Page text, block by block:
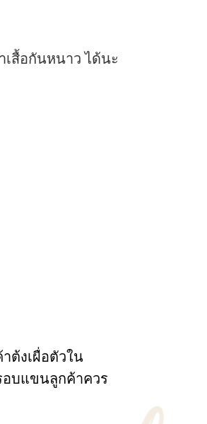
สื้อกันหนาว ได้นะ
ต้งเผื่อตัวใน
บแขนลูกค้าควร